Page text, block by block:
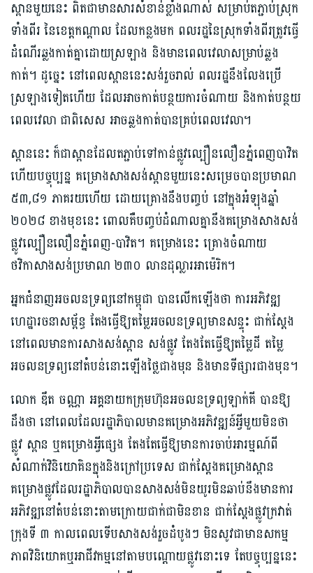
ស្ពានមួយនេះ ពិតជាមានសារសំខាន់ខ្លាំងណាស់ សម្រាប់តភ្ជាប់ស្រុក
ទាំងពីរ នៃខេត្តកណ្ដាល ដែលកន្លងមក ពលរដ្ឋនៃស្រុកទាំងពីរត្រូវធ្វើ
ដំណើរឆ្លងកាត់គ្នាដោយស្រឡាង និងមានពេលវេលាសម្រាប់ឆ្លង
កាត់។ ដូច្នេះ នៅពេលស្ពាននេះសង់រួចរាល់ ពលរដ្ឋនឹងលែងប្រើ
ស្រឡាងទៀតហើយ ដែលអាចកាត់បន្ថយការចំណាយ និងកាត់បន្ថយ
ពេលវេលា ជាពិសេស អាចឆ្លងកាត់បានគ្រប់ពេលវេលា។
ស្ពាននេះ ក៏ជាស្ពានដែលតភ្ជាប់ទៅកាន់ផ្លូវល្បឿនលឿនភ្នំពេញបាវិត
ហើយបច្ចុប្បន្ន គម្រោងសាងសង់ស្ពានមួយនេះសម្រេចបានប្រមាណ
៥៣,៨១ ភាគរយហើយ ដោយគ្រោងនឹងបញ្ចប់ នៅក្នុងអំឡុងឆ្នាំ
២០២៨ ខាងមុខនេះ ពោលគឺបញ្ចប់ដំណាលគ្នានឹងគម្រោងសាងសង់
ផ្លូវល្បឿនលឿនភ្នំពេញ-បាវិត។ គម្រោងនេះ គ្រោងចំណាយ
ថវិកាសាងសង់ប្រមាណ ២៣០ លានដុល្លារអាម៉េរិក។
អ្នកជំនាញអចលនទ្រព្យនៅកម្ពុជា បានលើកឡើងថា ការអភិវឌ្ឍ
ហេដ្ឋារចនាសម្ព័ន្ធ តែងធ្វើឱ្យតម្លៃអចលនទ្រព្យមានសន្ទុះ ជាក់ស្ដែង
នៅពេលមានការសាងសង់ស្ពាន សង់ផ្លូវ តែងតែធ្វើឱ្យតម្លៃដី តម្លៃ
អចលនទ្រព្យនៅតំបន់នោះឡើងថ្លៃជាងមុន និងមានទីផ្សារជាងមុន។
លោក ឌឹត ចណ្ណា អគ្គនាយកក្រុមហ៊ុនអចលនទ្រព្យឡាក់គី បានឱ្យ
ដឹងថា នៅពេលដែលរដ្ឋាភិបាលមានគម្រោងអភិវឌ្ឍន៍អ្វីមួយមិនថា
ផ្លូវ ស្ពាន ឬគម្រោងអ្វីផ្សេង តែងតែធ្វើឱ្យមានការចាប់អារម្មណ៍ពី
សំណាក់វិនិយោគិនក្នុងនិងក្រៅប្រទេស ជាក់ស្ដែងគម្រោងស្ពាន
គម្រោងផ្លូវដែលរដ្ឋាភិបាលបានសាងសង់មិនយូរមិនឆាប់នឹងមានការ
អភិវឌ្ឍនៅតំបន់នោះតាមក្រោយជាក់ជាមិនខាន ជាក់ស្ដែងផ្លូវក្រវាត់
ក្រុងទី ៣ កាលពេលទើបសាងសង់រួចដំបូងៗ មិនសូវជាមានសកម្ម
ភាពវិនិយោគឬអាជីវកម្មនៅតាមបណ្ដោយផ្លូវនោះទេ តែបច្ចុប្បន្ននេះ